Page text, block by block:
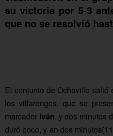
su victoria por 5-3
que no se resolvió
El conjunto de Ochavillo salió
los villarengos, que se
marcador Iván, y dos minutos
duró poco, y en dos